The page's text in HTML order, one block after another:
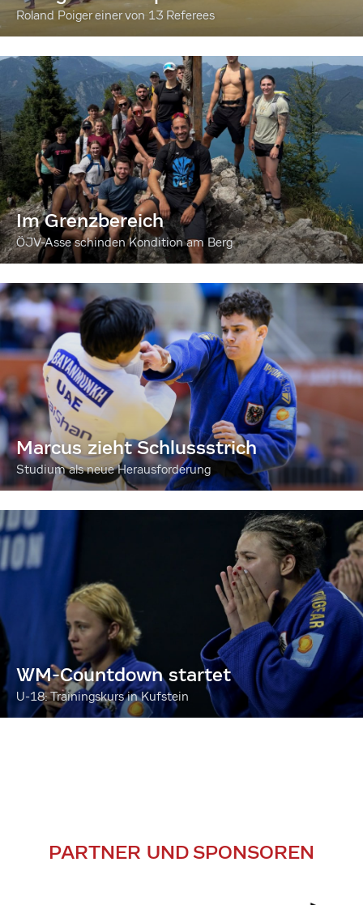
Roland Poiger einer von 13 Referees
Im Grenzbereich
ÖJV-Asse schinden Kondition am Berg
Marcus zieht Schlussstrich
Studium als neue Herausforderung
WM-Countdown startet
U-18: Trainingskurs in Kufstein
PARTNER UND SPONSOREN